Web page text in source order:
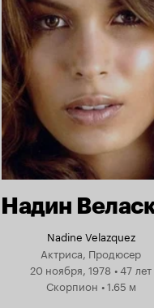
Надин
Nadine Velazquez
Актриса, Продюсер
20 ноября, 1978 •47 лет
Скорпион •1.65 м